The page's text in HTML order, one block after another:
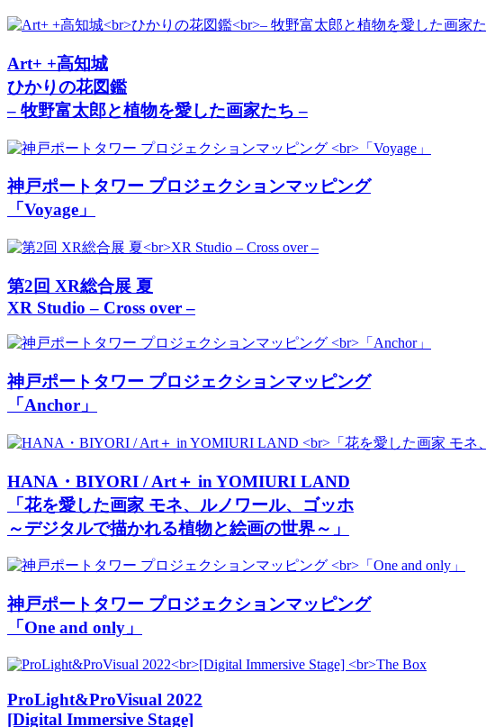
Art+ +高知城
ひかりの花図鑑
– 牧野富太郎と植物を愛した画家たち –
神戸ポートタワー プロジェクションマッピング
「Voyage」
第2回 XR総合展 夏
XR Studio – Cross over –
神戸ポートタワー プロジェクションマッピング
「Anchor」
HANA・BIYORI / Art＋ in YOMIURI LAND
「花を愛した画家 モネ、ルノワール、ゴッホ
～デジタルで描かれる植物と絵画の世界～」
神戸ポートタワー プロジェクションマッピング
「One and only」
ProLight&ProVisual 2022
[Digital Immersive Stage]